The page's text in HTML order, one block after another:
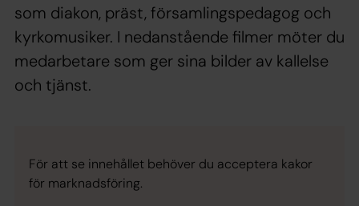
som diakon, präst, församlingspedagog och
kyrkomusiker. I nedanstående filmer möter du
medarbetare som ger sina bilder av kallelse
och tjänst.
För att se innehållet behöver du acceptera kakor
för marknadsföring.